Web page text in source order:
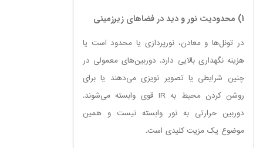
1) محدودیت نور و دید در فضاهای زیرزمینی
در تونل‌ها و معادن، نورپردازی یا محدود است یا
هزینه نگهداری بالایی دارد. دوربین‌های معمولی در
چنین شرایطی یا تصویر نویزی می‌دهند یا برای
روشن کردن محیط به IR قوی وابسته می‌شوند.
دوربین حرارتی به نور وابسته نیست و همین
موضوع یک مزیت کلیدی است.